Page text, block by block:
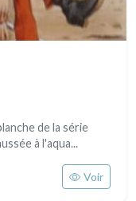
de la série
à l'aqua...
Voir